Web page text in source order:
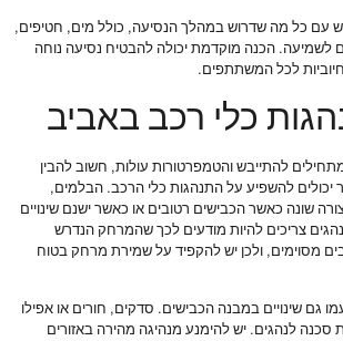
עם כל מה שדרוש במהלך הנסיעה, כולל מים, חטיפים,
לשמיעה. הכנה מוקדמת יכולה להבטיח נסיעה נוחה
לכל המשתתפים.
כלי רכב באביב
להתייבש והטמפרטורות עולות, חשוב להבין
יכולים להשפיע על התנהגות כלי הרכב. הבלמים,
שונה כאשר הכבישים רטובים או כאשר ישנם שינויים
צריכים להיות מודעים לכך שהמרחק הנדרש
מסוימים, ולכן יש להקפיד על שמירת מרחק בטוח
גם שינויים במבנה הכבישים. סדקים, חורים או אפילו
סכנה לנהגים. יש להימנע מנהיגה מהירה באזורים